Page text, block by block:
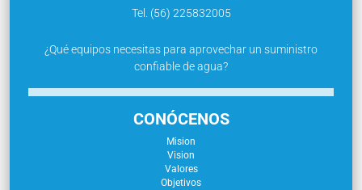
Tel. (56) 225832005
¿Qué equipos necesitas para aprovechar un suministro
confiable de agua?
CONÓCENOS
Mision
Vision
Valores
Objetivos